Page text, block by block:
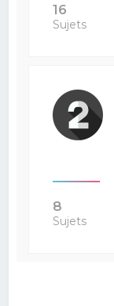
16
Sujets
8
Sujets